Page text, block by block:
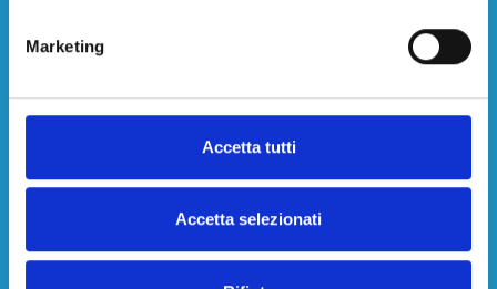
Marketing
Accetta tutti
Accetta selezionati
In particolare, nelle città italiane ad alta
questo tipo di supporto aiuta a distinguersi
in modo immediato.
ristorazione, street food e